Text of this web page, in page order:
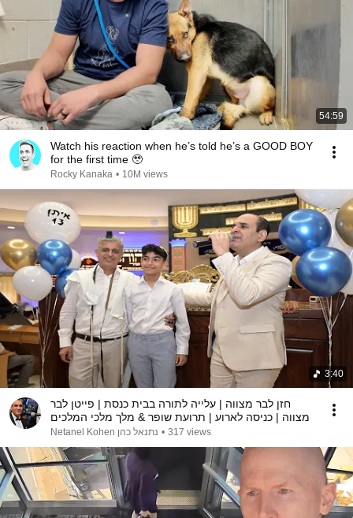
54:59
Watch his reaction when he’s told he’s a GOOD BOY
for the first time 🥹
Rocky Kanaka • 10M views
3:40
חזן לבר מצווה | עלייה לתורה בבית כנסת | פייטן לבר
מצווה | כניסה לארוע | תרועת שופר & מלך מלכי המלכים
נתנאל כהן Netanel Kohen • 317 views